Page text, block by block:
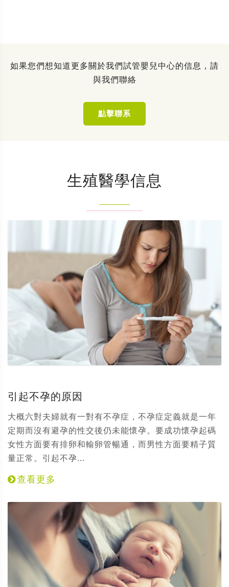
如果您們想知道更多關於我們試管嬰兒中心的信息，請
與我們聯絡
點擊聯系
生殖醫學信息
引起不孕的原因
大概六對夫婦就有一對有不孕症，不孕症定義就是一年
定期而沒有避孕的性交後仍未能懷孕。要成功懷孕起碼
女性方面要有排卵和輸卵管暢通，而男性方面要精子質
量正常。引起不孕...
查看更多